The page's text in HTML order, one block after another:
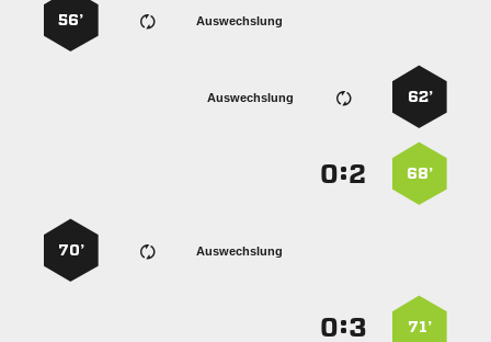
Auswechslung
56’
62’
Auswechslung
68’
:
Auswechslung
70’
71’
: